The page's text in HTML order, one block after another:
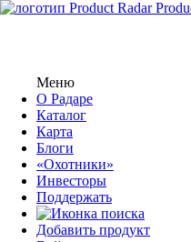
Меню
О Радаре
Каталог
Карта
Блоги
«Охотники»
Инвесторы
Поддержать
Добавить продукт